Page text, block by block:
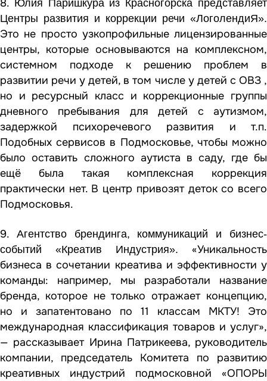
8. Юлия Паришкура из Красногорска представляет
Центры развития и коррекции речи «ЛоголендиЯ».
Это не просто узкопрофильные лицензированные
центры, которые основываются на комплексном,
системном подходе к решению проблем в
развитии речи у детей, в том числе у детей с ОВЗ ,
но и ресурсный класс и коррекционные группы
дневного пребывания для детей с аутизмом,
задержкой психоречевого развития и т.п.
Подобных сервисов в Подмосковье, чтобы можно
было оставить сложного аутиста в саду, где бы
ещё была такая комплексная коррекция
практически нет. В центр привозят деток со всего
Подмосковья.
9. Агентство брендинга, коммуникаций и бизнес-
событий «Креатив Индустрия». «Уникальность
бизнеса в сочетании креатива и эффективности у
команды: например, мы разработали название
бренда, которое не только отражает концепцию,
но и запатентовано по 11 классам МКТУ! Это
международная классификация товаров и услуг»,
— рассказывает Ирина Патрикеева, руководитель
компании, председатель Комитета по развитию
креативных индустрий подмосковной «ОПОРЫ